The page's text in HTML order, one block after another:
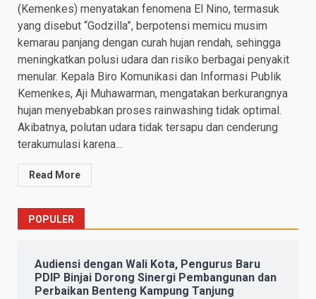
(Kemenkes) menyatakan fenomena El Nino, termasuk
yang disebut “Godzilla”, berpotensi memicu musim
kemarau panjang dengan curah hujan rendah, sehingga
meningkatkan polusi udara dan risiko berbagai penyakit
menular. Kepala Biro Komunikasi dan Informasi Publik
Kemenkes, Aji Muhawarman, mengatakan berkurangnya
hujan menyebabkan proses rainwashing tidak optimal.
Akibatnya, polutan udara tidak tersapu dan cenderung
terakumulasi karena...
Read More
POPULER
Audiensi dengan Wali Kota, Pengurus Baru
PDIP Binjai Dorong Sinergi Pembangunan dan
Perbaikan Benteng Kampung Tanjung